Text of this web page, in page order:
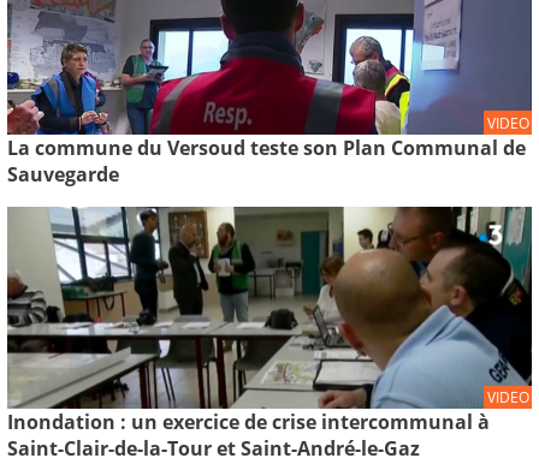
VIDEO
La commune du Versoud teste son Plan Communal de
Sauvegarde
VIDEO
Inondation : un exercice de crise intercommunal à
Saint-Clair-de-la-Tour et Saint-André-le-Gaz